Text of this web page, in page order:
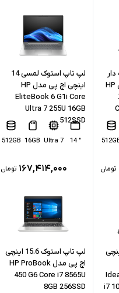
15.6 اینچی اچ پی مدل HP
تومان
لپ تاپ استوک لمسی 14
اینچی اچ پی مدل HP
EliteBook 6 G1i Core
Ultra 7 255U 16GB
512SSD
" 14
Ultra 7
16GB
512GB
۱۶۷,۴۱۴,۰۰۰ تومان
15.6 اینچی
i7
لپ تاپ استوک 15.6 اینچی
اچ پی مدل HP ProBook
450 G6 Core i7 8565U
8GB 256SSD